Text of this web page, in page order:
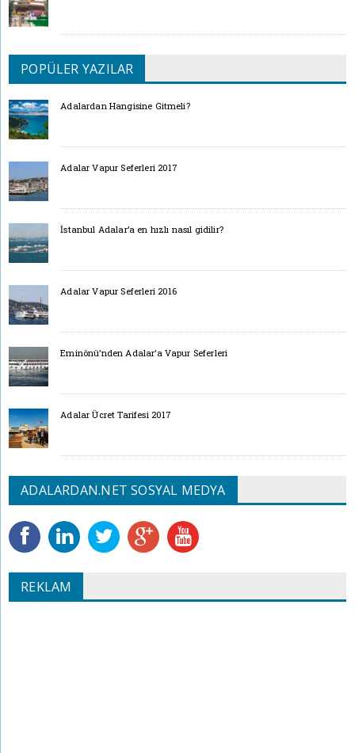
POPÜLER YAZILAR
Adalardan Hangisine Gitmeli?
Adalar Vapur Seferleri 2017
İstanbul Adalar’a en hızlı nasıl gidilir?
Adalar Vapur Seferleri 2016
Eminönü’nden Adalar’a Vapur Seferleri
Adalar Ücret Tarifesi 2017
ADALARDAN.NET SOSYAL MEDYA
REKLAM